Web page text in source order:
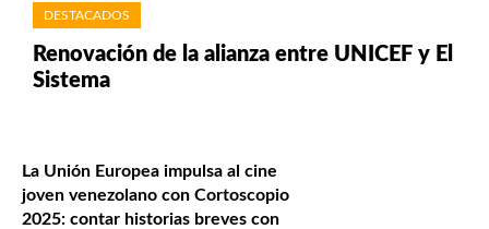
DESTACADOS
Renovación de la alianza entre UNICEF y El
Sistema
La Unión Europea impulsa al cine
joven venezolano con Cortoscopio
2025: contar historias breves con